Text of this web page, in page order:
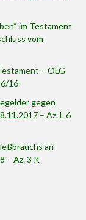
im Testament
vom
– OLG
16
gegen
– Az. L 6
an
– Az. 3 K